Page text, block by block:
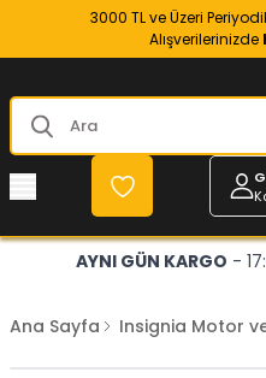
3000 TL ve Üzeri
Alışverilerinizde
AYNI GÜN KARGO -
Ana Sayfa Insignia Motor